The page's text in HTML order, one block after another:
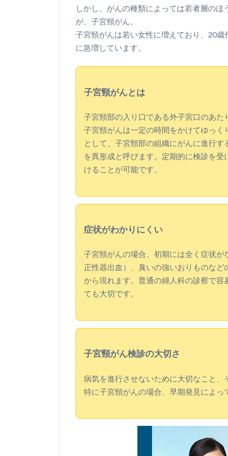
しかし、がんの種類によっては若者層の
が、子宮頸がん。
子宮頸がんは若い女性に増えており、20
に急増しています。
子宮頸がんとは
子宮頸部の入り口である外子宮口のあた
子宮頸がんは一定の時間をかけてゆっ
として、子宮頸部の組織にがんに進行
を異形成と呼びます。定期的に検診を
けることが可能です。
症状がわかりにくい
子宮頸がんの場合、初期には全く症状
正性器出血）、臭いの強いおりものな
から現れます。普通の婦人科の診察で
ても大切です。
子宮頸がん検診の大切さ
病気を進行させないために大切なこと、
特に子宮頸がんの場合、早期発見によっ